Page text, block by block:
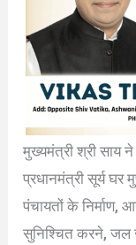
मुख्यमंत्री श्री साय
प्रधानमंत्री सूर्य घर
पंचायतों के निर्माण,
सुनिश्चित करने, जल